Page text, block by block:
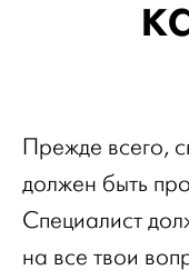
Прежде всего,
должен быть
Специалист
на все твои